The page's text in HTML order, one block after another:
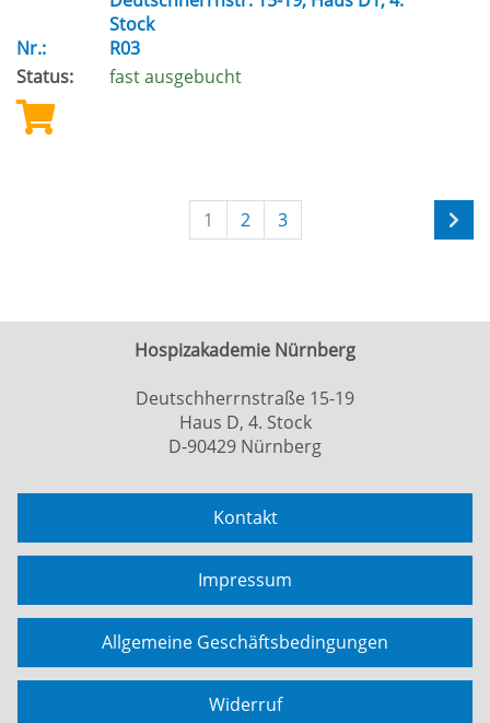
Stock
Nr.:
R03
Status:
fast ausgebucht
1 2 3
Hospizakademie Nürnberg
Deutschherrnstraße 15-19
Haus D, 4. Stock
D-90429 Nürnberg
Kontakt
Impressum
Allgemeine Geschäftsbedingungen
Widerruf